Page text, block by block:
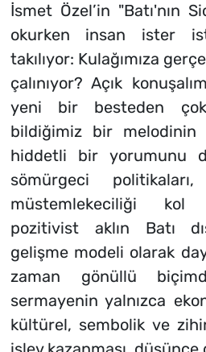
İsmet Özel’in "Batı'nın
okurken insan ister
takılıyor: Kulağımıza
çalınıyor? Açık
yeni bir besteden
bildiğimiz bir melodinin
hiddetli bir yorumunu
sömürgeci
müstemlekeciliği
pozitivist aklın Batı
gelişme modeli olarak
zaman gönüllü
sermayenin yalnızca
kültürel, sembolik ve